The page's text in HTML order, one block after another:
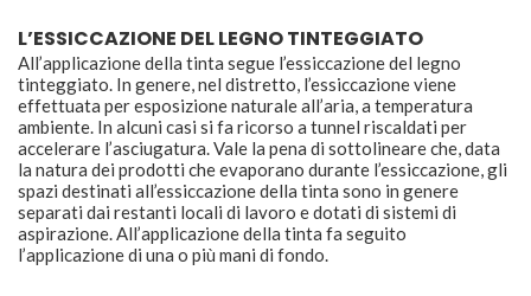
L’ESSICCAZIONE DEL LEGNO TINTEGGIATO
All’applicazione della tinta segue l’essiccazione del legno
tinteggiato. In genere, nel distretto, l’essiccazione viene
effettuata per esposizione naturale all’aria, a temperatura
ambiente. In alcuni casi si fa ricorso a tunnel riscaldati per
accelerare l’asciugatura. Vale la pena di sottolineare che, data
la natura dei prodotti che evaporano durante l’essiccazione, gli
spazi destinati all’essiccazione della tinta sono in genere
separati dai restanti locali di lavoro e dotati di sistemi di
aspirazione. All’applicazione della tinta fa seguito
l’applicazione di una o più mani di fondo.